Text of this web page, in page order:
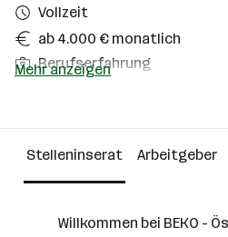
Vollzeit
ab 4.000 € monatlich
Berufserfahrung
Über das Unternehmen
101 - 500 Mitarbeiter*innen
Mehr anzeigen
Stelleninserat Arbeitgeber
Willkommen bei BEKO -